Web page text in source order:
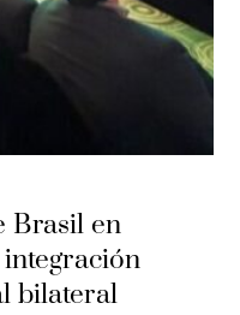
Brasil en
bilateral